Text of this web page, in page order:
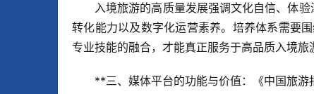
入境旅游的高质量发展强调文化自信、体
转化能力以及数字化运营素养。培养体系需要
专业技能的融合，才能真正服务于高品质入境旅
**三、媒体平台的功能与价值：《中国旅